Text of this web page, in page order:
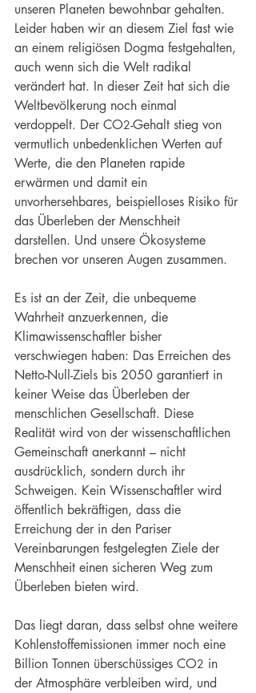
unseren Planeten bewohnbar gehalten.
Leider haben wir an diesem Ziel fast wie
an einem religiösen Dogma festgehalten,
auch wenn sich die Welt radikal
verändert hat. In dieser Zeit hat sich die
Weltbevölkerung noch einmal
verdoppelt. Der CO2-Gehalt stieg von
vermutlich unbedenklichen Werten auf
Werte, die den Planeten rapide
erwärmen und damit ein
unvorhersehbares, beispielloses Risiko für
das Überleben der Menschheit
darstellen. Und unsere Ökosysteme
brechen vor unseren Augen zusammen.
Es ist an der Zeit, die unbequeme
Wahrheit anzuerkennen, die
Klimawissenschaftler bisher
verschwiegen haben: Das Erreichen des
Netto-Null-Ziels bis 2050 garantiert in
keiner Weise das Überleben der
menschlichen Gesellschaft. Diese
Realität wird von der wissenschaftlichen
Gemeinschaft anerkannt – nicht
ausdrücklich, sondern durch ihr
Schweigen. Kein Wissenschaftler wird
öffentlich bekräftigen, dass die
Erreichung der in den Pariser
Vereinbarungen festgelegten Ziele der
Menschheit einen sicheren Weg zum
Überleben bieten wird.
Das liegt daran, dass selbst ohne weitere
Kohlenstoffemissionen immer noch eine
Billion Tonnen überschüssiges CO2 in
der Atmosphäre verbleiben wird, und